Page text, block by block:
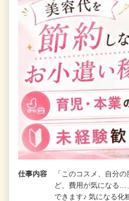
仕事内容
「このコスメ、自分
ど、費用が気になる…
できます♪ 気になる